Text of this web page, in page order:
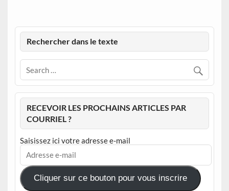
Rechercher dans le texte
RECEVOIR LES PROCHAINS ARTICLES PAR
COURRIEL ?
Saisissez ici votre adresse e-mail
Adresse
mail
Cliquer sur ce bouton pour vous inscrire